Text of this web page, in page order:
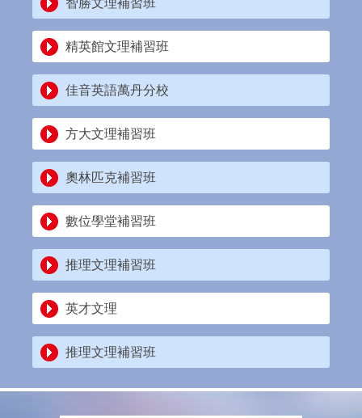
智勝文理補習班
精英館文理補習班
佳音英語萬丹分校
方大文理補習班
奧林匹克補習班
數位學堂補習班
推理文理補習班
英才文理
推理文理補習班